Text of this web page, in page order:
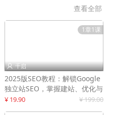
查看全部
1章1课
 千启
2025版SEO教程：解锁Google
独立站SEO，掌握建站、优化与
变现技巧
¥ 19.90 ¥ 199.00